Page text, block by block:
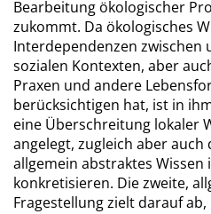
Bearbeitung ökologischer
zukommt. Da ökologisches
Interdependenzen zwischen
sozialen Kontexten, aber
Praxen und andere
berücksichtigen hat, ist in
eine Überschreitung lokaler
angelegt, zugleich aber auch
allgemein abstraktes Wissen
konkretisieren. Die zweite,
Fragestellung zielt darauf